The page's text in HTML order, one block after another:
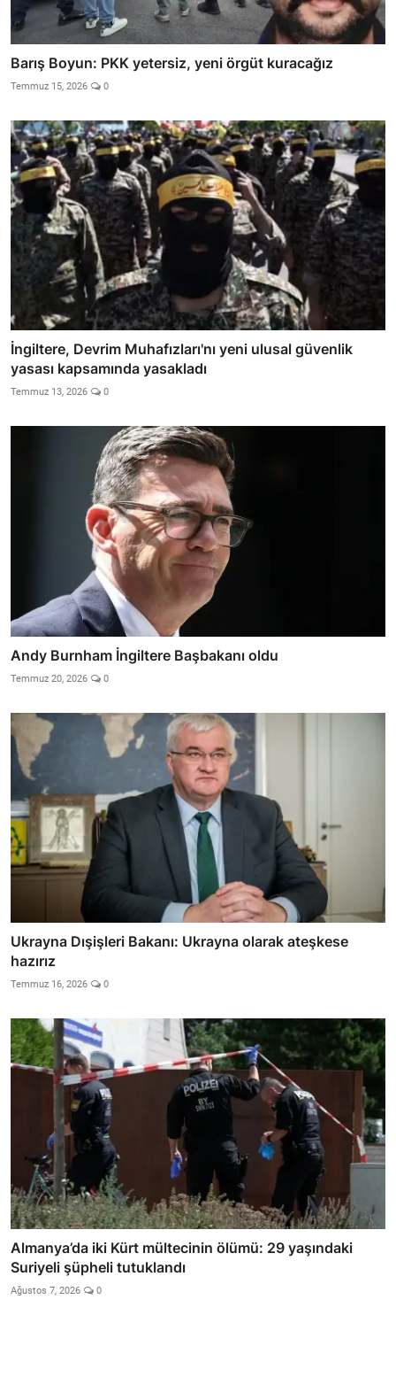
Barış Boyun: PKK yetersiz, yeni örgüt kuracağız
Temmuz 15, 2026 0
İngiltere, Devrim Muhafızları'nı yeni ulusal güvenlik
yasası kapsamında yasakladı
Temmuz 13, 2026 0
Andy Burnham İngiltere Başbakanı oldu
Temmuz 20, 2026 0
Ukrayna Dışişleri Bakanı: Ukrayna olarak ateşkese
hazırız
Temmuz 16, 2026 0
Almanya’da iki Kürt mültecinin ölümü: 29 yaşındaki
Suriyeli şüpheli tutuklandı
Ağustos 7, 2026 0